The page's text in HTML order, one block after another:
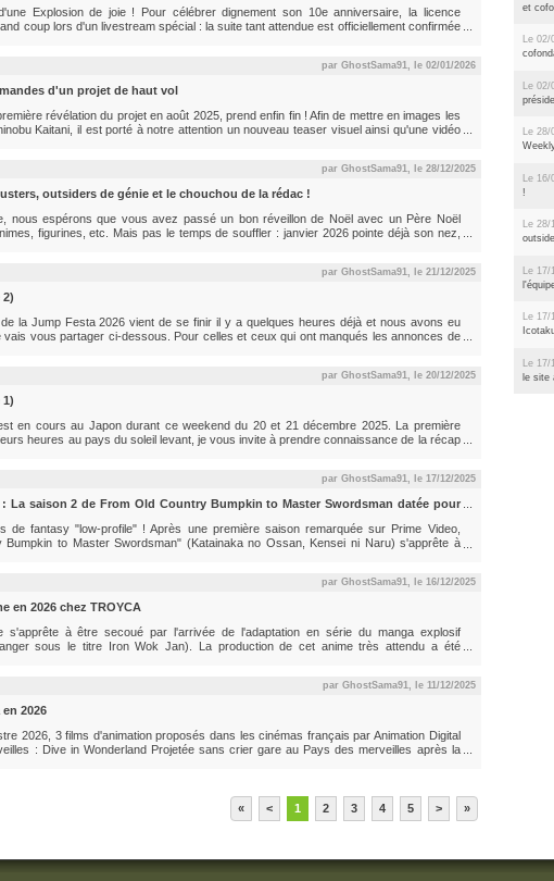
Explosion de joie ! Pour célébrer dignement son 10e anniversaire, la licence
coup lors d'un livestream spécial : la suite tant attendue est officiellement confirmée
par GhostSama91, le 02/01/2026
d'un projet de haut vol
révélation du projet en août 2025, prend enfin fin ! Afin de mettre en images les
Kaitani, il est porté à notre attention un nouveau teaser visuel ainsi qu'une vidéo
par GhostSama91, le 28/12/2025
outsiders de génie et le chouchou de la rédac !
nous espérons que vous avez passé un bon réveillon de Noël avec un Père Noël
figurines, etc. Mais pas le temps de souffler : janvier 2026 pointe déjà son nez,
par GhostSama91, le 21/12/2025
2)
la Jump Festa 2026 vient de se finir il y a quelques heures déjà et nous avons eu
vais vous partager ci-dessous. Pour celles et ceux qui ont manqués les annonces de
par GhostSama91, le 20/12/2025
1)
en cours au Japon durant ce weekend du 20 et 21 décembre 2025. La première
heures au pays du soleil levant, je vous invite à prendre connaissance de la récap
par GhostSama91, le 17/12/2025
La saison 2 de From Old Country Bumpkin to Master Swordsman datée pour
de fantasy "low-profile" ! Après une première saison remarquée sur Prime Video,
to Master Swordsman" (Katainaka no Ossan, Kensei ni Naru) s'apprête à
par GhostSama91, le 16/12/2025
en 2026 chez TROYCA
s'apprête à être secoué par l'arrivée de l'adaptation en série du manga explosif
sous le titre Iron Wok Jan). La production de cet anime très attendu a été
par GhostSama91, le 11/12/2025
2026
2026, 3 films d'animation proposés dans les cinémas français par Animation Digital
: Dive in Wonderland Projetée sans crier gare au Pays des merveilles après la
« < 1 2 3 4 5 > »
et
Le 02/
Le
Le 28/
Le
!
Le 28/
Le
Le 17/
Le
le site